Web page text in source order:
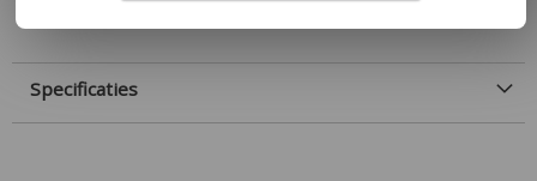
Specificaties